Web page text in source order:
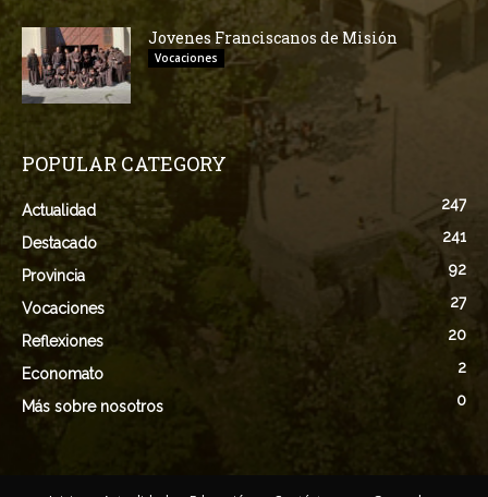
Jovenes Franciscanos de Misión
Vocaciones
POPULAR CATEGORY
Actualidad 247
Destacado 241
Provincia 92
Vocaciones 27
Reflexiones 20
Economato 2
Más sobre nosotros 0